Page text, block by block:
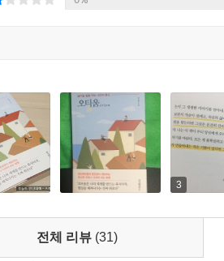
방법은 나만의 오티움을 찾는 것이다.
』은 자신의 일상과 과거를 탐색하며
시작하면, 특정 관심사로 인해 나의
겨나고, 영화에 대해 공부를 하며, 시
3
전체 리뷰 (31)